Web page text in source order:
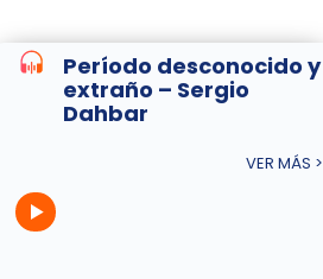
Período desconocido y
extraño – Sergio
Dahbar
VER MÁS >